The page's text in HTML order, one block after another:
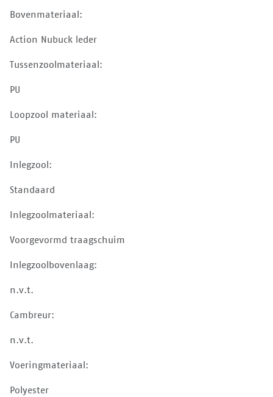
Bovenmateriaal:
Action Nubuck leder
Tussenzoolmateriaal:
PU
Loopzool materiaal:
PU
Inlegzool:
Standaard
Inlegzoolmateriaal:
Voorgevormd traagschuim
Inlegzoolbovenlaag:
n.v.t.
Cambreur:
n.v.t.
Voeringmateriaal:
Polyester